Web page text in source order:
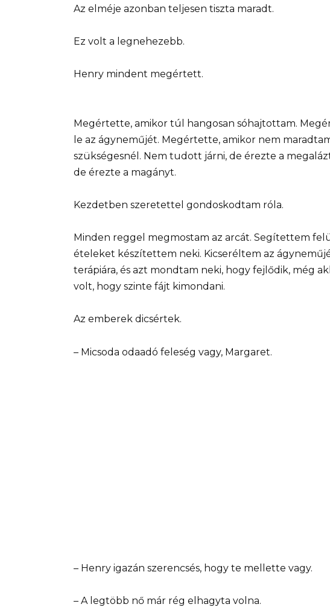
Az elméje azonban teljesen tiszta maradt.
Ez volt a legnehezebb.
Henry mindent megértett.
Megértette, amikor túl hangosan sóhajtottam.
le az ágyneműjét. Megértette, amikor nem
szükségesnél. Nem tudott járni, de érezte a
de érezte a magányt.
Kezdetben szeretettel gondoskodtam róla.
Minden reggel megmostam az arcát. Segítettem
ételeket készítettem neki. Kicseréltem az
terápiára, és azt mondtam neki, hogy fejlődik, még
volt, hogy szinte fájt kimondani.
Az emberek dicsértek.
– Micsoda odaadó feleség vagy, Margaret.
– Henry igazán szerencsés, hogy te mellette vagy.
– A legtöbb nő már rég elhagyta volna.